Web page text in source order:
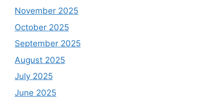
November 2025
October 2025
September 2025
August 2025
July 2025
June 2025